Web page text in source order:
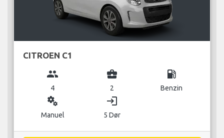
CITROEN C1
group
4
business_center
2
local_gas_station
Benzin
miscellaneous_services
Manuel
login
5 Dør